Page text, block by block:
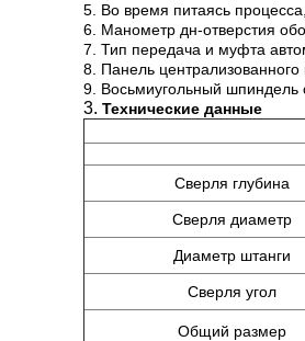
5. Во время питаясь
6. Манометр дн-отверстия
7. Тип передача и муфта
8. Панель централизованного
9. Восьмиугольный шпиндель
3. Технические данные
Сверля глубина
Сверля диаметр
Диаметр штанги
Сверля угол
Общий размер